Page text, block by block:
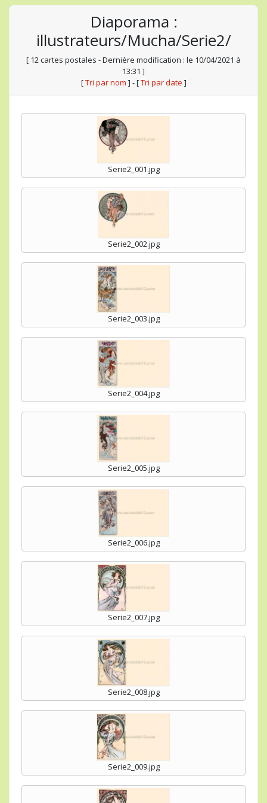
Diaporama :
illustrateurs/Mucha/Serie2/
[ 12 cartes postales - Dernière modification : le 10/04/2021 à
13:31 ]
[Tri par nom ] - [Tri par date ]
Serie2_001.jpg
Serie2_002.jpg
Serie2_003.jpg
Serie2_004.jpg
Serie2_005.jpg
Serie2_006.jpg
Serie2_007.jpg
Serie2_008.jpg
Serie2_009.jpg